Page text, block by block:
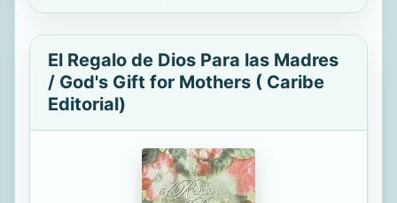
El Regalo de Dios Para las Madres
/ God's Gift for Mothers ( Caribe
Editorial)